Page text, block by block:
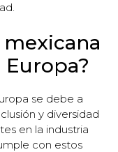
mexicana
se debe a
y diversidad
en la industria
con estos